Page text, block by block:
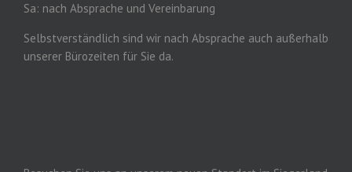
Sa: nach Absprache und Vereinbarung
Selbstverständlich sind wir nach Absprache auch außerhalb
unserer Bürozeiten für Sie da.